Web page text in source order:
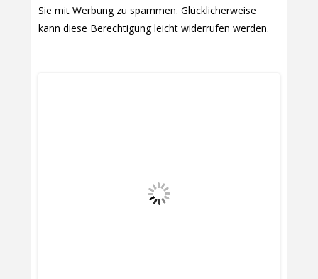
Sie mit Werbung zu spammen. Glücklicherweise
kann diese Berechtigung leicht widerrufen werden.